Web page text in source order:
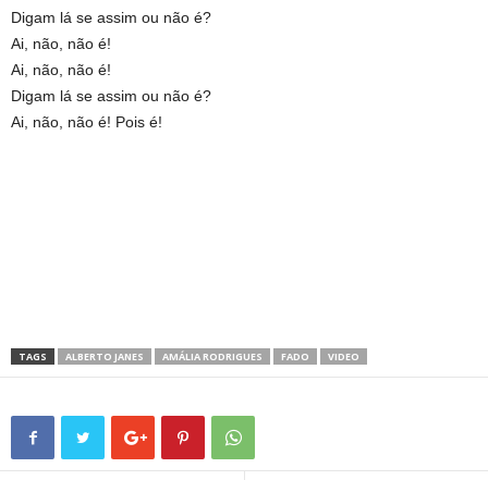
Digam lá se assim ou não é?
Ai, não, não é!
Ai, não, não é!
Digam lá se assim ou não é?
Ai, não, não é! Pois é!
TAGS ALBERTO JANES AMÁLIA RODRIGUES FADO VIDEO